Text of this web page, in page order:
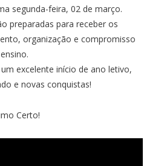
segunda-feira, 02 de março.
preparadas para receber os
organização e compromisso
excelente início de ano letivo,
e novas conquistas!
Certo!